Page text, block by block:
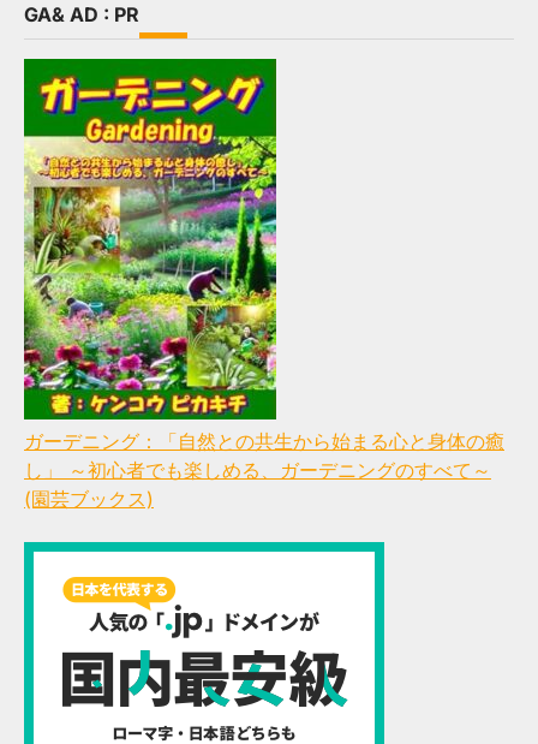
GA& AD : PR
ガーデニング：「自然との共生から始まる心と身体の癒
し」 ～初心者でも楽しめる、ガーデニングのすべて～
(園芸ブックス)